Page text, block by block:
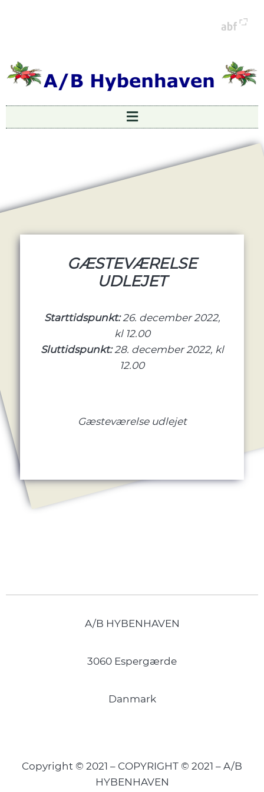
GÆSTEVÆRELSE
UDLEJET
Starttidspunkt:26. december 2022,
kl 12.00
Sluttidspunkt:28. december 2022, kl
12.00
Gæsteværelse udlejet
A/B HYBENHAVEN
3060 Espergærde
Danmark
Copyright © 2021 – COPYRIGHT © 2021 – A/B
HYBENHAVEN